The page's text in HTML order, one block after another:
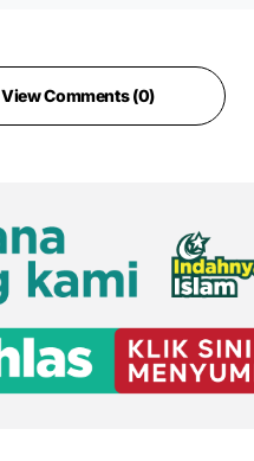
View Comments (0)